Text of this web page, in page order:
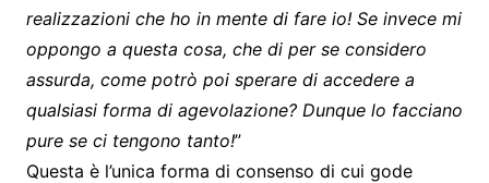
realizzazioni che ho in mente di fare io! Se invece mi
oppongo a questa cosa, che di per se considero
assurda, come potrò poi sperare di accedere a
qualsiasi forma di agevolazione? Dunque lo facciano
pure se ci tengono tanto!”
Questa è l’unica forma di consenso di cui gode